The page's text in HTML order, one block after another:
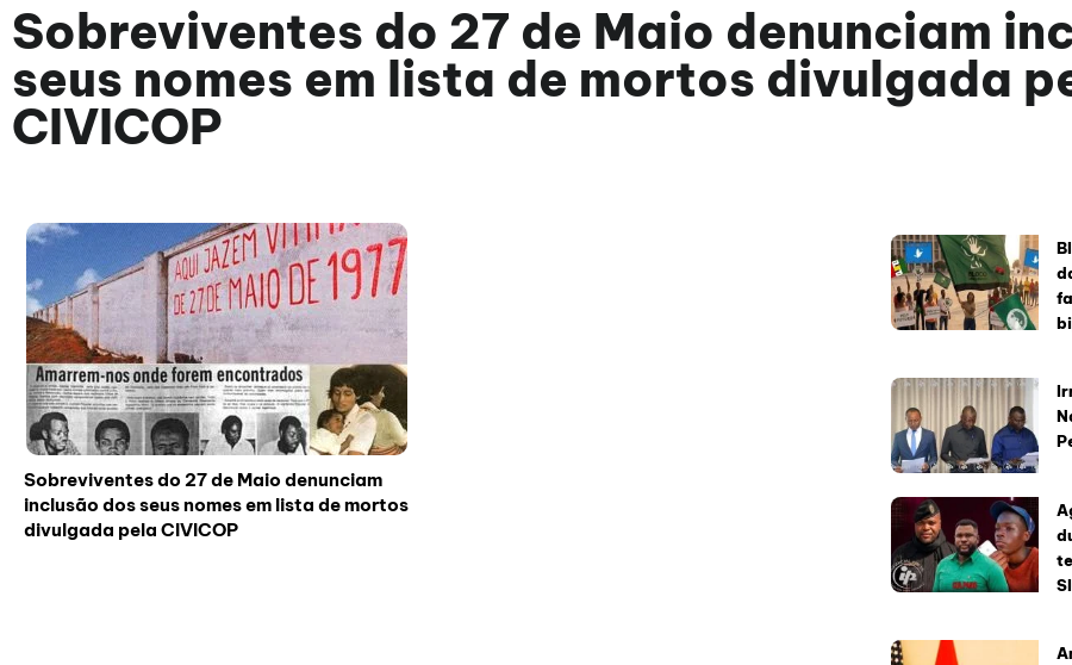
Sobreviventes do 27 de Maio denunciam
seus nomes em lista de mortos divulgada
CIVICOP
Sobreviventes do 27 de Maio denunciam
inclusão dos seus nomes em lista de mortos
divulgada pela CIVICOP